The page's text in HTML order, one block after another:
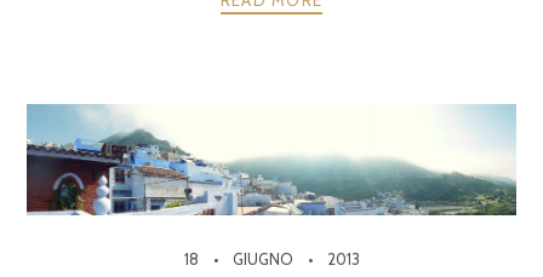
18 GIUGNO 2013